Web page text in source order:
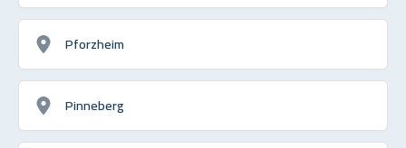
Pforzheim
Pinneberg